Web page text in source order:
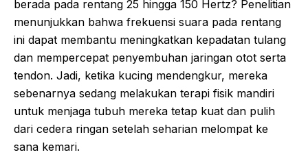
berada pada rentang 25 hingga 150 Hertz? Penelitian
menunjukkan bahwa frekuensi suara pada rentang
ini dapat membantu meningkatkan kepadatan tulang
dan mempercepat penyembuhan jaringan otot serta
tendon. Jadi, ketika kucing mendengkur, mereka
sebenarnya sedang melakukan terapi fisik mandiri
untuk menjaga tubuh mereka tetap kuat dan pulih
dari cedera ringan setelah seharian melompat ke
sana kemari.